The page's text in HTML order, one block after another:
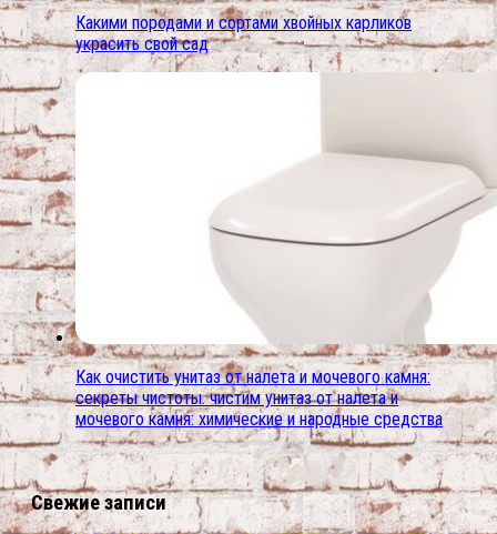
Какими породами и сортами хвойных карликов
украсить свой сад
Как очистить унитаз от налета и мочевого камня:
секреты чистоты. чистим унитаз от налета и
мочевого камня: химические и народные средства
Свежие записи